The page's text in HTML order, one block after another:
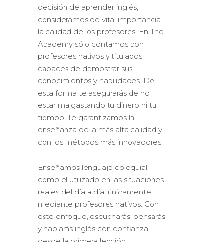
decisión de aprender inglés,
consideramos de vital importancia
la calidad de los profesores. En The
Academy sólo contamos con
profesores nativos y titulados
capaces de demostrar sus
conocimientos y habilidades. De
esta forma te asegurarás de no
estar malgastando tu dinero ni tu
tiempo. Te garantizamos la
enseñanza de la más alta calidad y
con los métodos más innovadores.
Enseñamos lenguaje coloquial
como el utilizado en las situaciones
reales del día a día, únicamente
mediante profesores nativos. Con
este enfoque, escucharás, pensarás
y hablarás inglés con confianza